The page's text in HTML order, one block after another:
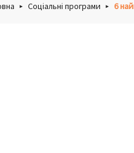
Соціальні програми 6